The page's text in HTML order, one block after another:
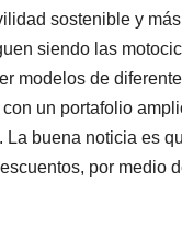
sostenible y
siendo las
modelos de
un portafolio
La buena noticia es
por medio